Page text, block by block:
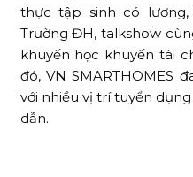
thực tập sinh có
Trường ĐH, talkshow
khuyến học khuyến tài
đó, VN SMARTHOMES
với nhiều vị trí tuyển
dẫn.